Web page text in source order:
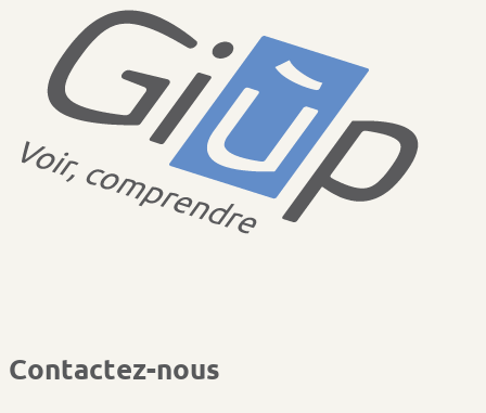
Contactez-nous